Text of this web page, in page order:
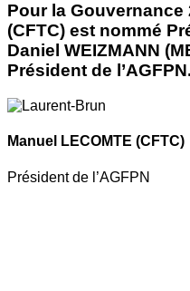
Pour la Gouvernance
(CFTC) est nommé
Daniel WEIZMANN
Président de l’AGFPN.
Manuel LECOMTE (CFTC)
Président de l’AGFPN